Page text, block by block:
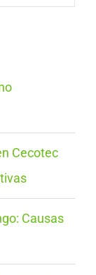
Cecotec
Causas